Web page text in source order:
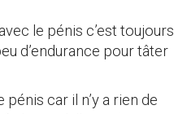
le pénis c’est toujours
d’endurance pour tâter
car il n’y a rien de